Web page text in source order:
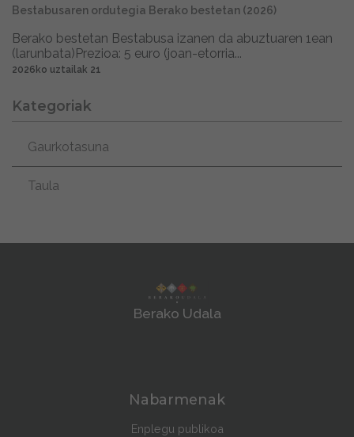
Bestabusaren ordutegia Berako bestetan (2026)
Berako bestetan Bestabusa izanen da abuztuaren 1ean
(larunbata)Prezioa: 5 euro (joan-etorria...
2026ko uztailak 21
Kategoriak
Gaurkotasuna
Taula
Berako Udala
Nabarmenak
Enplegu publikoa